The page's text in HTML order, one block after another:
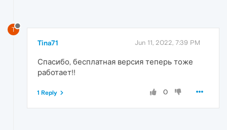
T
Tina71 Jun 11, 2022, 7:39 PM
Спасибо, бесплатная версия теперь тоже
работает!!
0
1 Reply